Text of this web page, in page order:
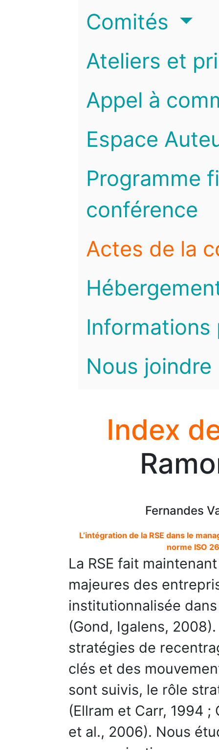
Comités
Ateliers et
Appel à
Espace
Programme
conférence
Actes de la
Informations
Nous joindre
Index
Fernandes
L’intégration de la RSE dans le
norme ISO
La RSE fait
majeures des
institutionnalisée
(Gond, Igalens,
stratégies de
clés et des
sont suivis, le rôle
(Ellram et Carr, 1994
et al., 2006). Nous